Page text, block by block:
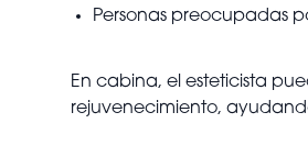
Personas preocupadas
En cabina, el esteticista
rejuvenecimiento,